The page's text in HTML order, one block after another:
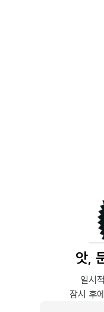
앗,
일시
잠시 후